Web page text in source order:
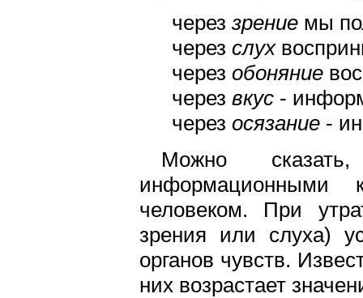
через зрение мы
через слух
через обоняние
через вкус -
через осязание -
Можно
человеком. При
зрения или слуха)
органов чувств.
них возрастает